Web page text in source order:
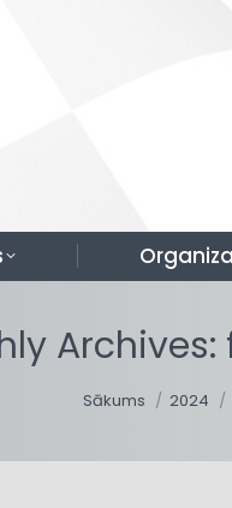
Archives:
Sākums 2024